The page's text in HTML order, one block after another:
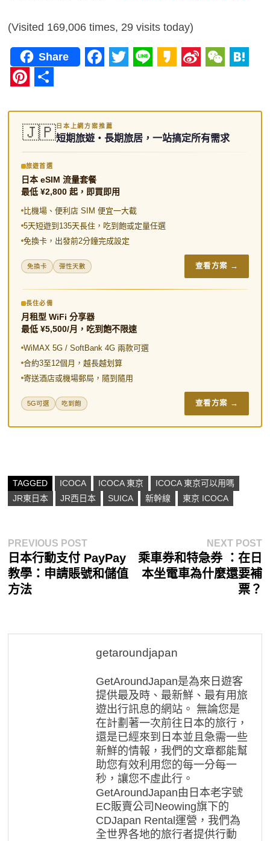
(Visited 169,006 times, 29 visits today)
Share
c
e
b
o
o
k
i
t
t
r
n
e
k
a
o
n
a
W
C
h
a
t
i
e
e
享
🇯🇵日本上網方案推薦
短期旅遊・長期旅居，一站搞定所有需求
旅遊首選
日本 eSIM 流量套餐
最低 ¥2,800 起，即買即用
比機場、便利店 SIM 便宜一大截
5天短遊到135天長住，吃到飽或定量任選
免換卡，出發前2分鐘完成設定
免換卡 彈性天數 查看方案 →
長住必備
月租型 WiFi 分享器
最低 ¥5,500/月，吃到飽不限速
WiMAX 5G / SoftBank 4G 兩款可選
合約3至12個月，越長越划算
寄送酒店或機場郵局，隨到隨用
5G可選 吃到飽 查看方案 →
TAGGED ICOCA ICOCA 東京
ICOCA 東京可以用嗎
JR東日本
JR西日本 SUICA 新幹線 東京 ICOCA
文
章
導
PREVIOUS POSTPrevious
post:
日本行動支付 PayPay
教學：申請賬號和儲值
方法
NEXT POST
乘車券和特急券 ：在日
本坐電車為什麼還要補
票？
getaroundjapan
GetAroundJapan是為來日遊客
提供最及時、最新鮮、最有用旅
遊出行訊息的網站。 無論您是
在計劃著一次前往日本的旅行，
還是已經來到日本並且急需一些
新鮮的情報，我們的文章都能幫
助您有效利用您的每一分每一
秒，讓您不虛此行。
GetAroundJapan由日本老字號
EC販賣公司Neowing旗下的
CDJapan Rental運營，我們為
全世界各地的旅行者提供行動